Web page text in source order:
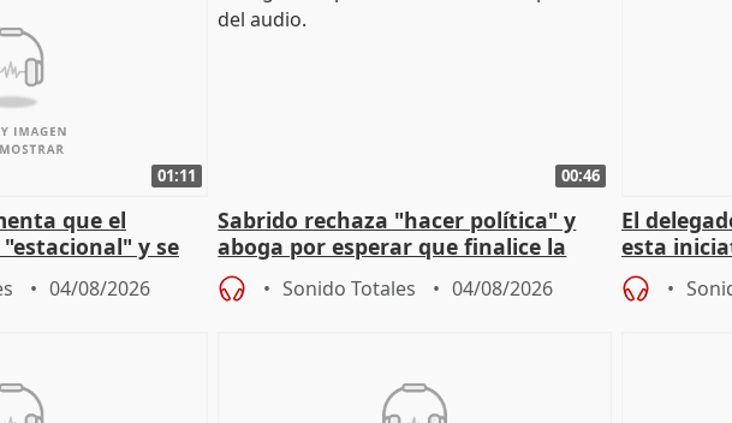
01:11
que el
y se
el verano
04/08/2026
00:46
Sabrido rechaza "hacer política" y
aboga por esperar que finalice la
investigación del incendio
Sonido Totales 04/08/2026
El
esta
personas